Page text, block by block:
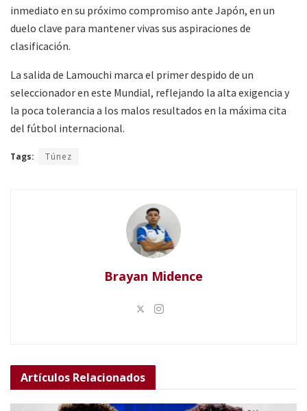
inmediato en su próximo compromiso ante Japón, en un
duelo clave para mantener vivas sus aspiraciones de
clasificación.
La salida de Lamouchi marca el primer despido de un
seleccionador en este Mundial, reflejando la alta exigencia y
la poca tolerancia a los malos resultados en la máxima cita
del fútbol internacional.
Tags: Túnez
Brayan Midence
Artículos Relacionados